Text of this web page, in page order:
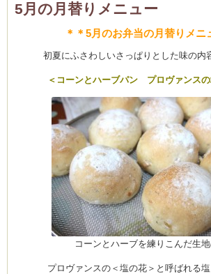
レ
ッ
か
ッ
＊
5月の月替りメニュー
＊＊5月のお弁当の月替りメニ
初夏にふさわしいさっぱりとした味の内
＜コーンとハーブパン プロヴァンスの
コーンとハーブを練りこんだ生
プロヴァンスの＜塩の花＞と呼ばれる